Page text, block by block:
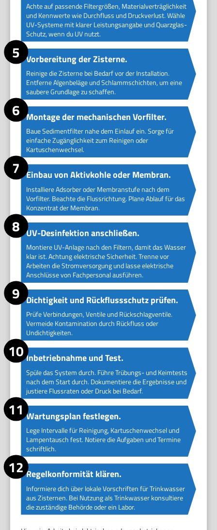
Achte auf passende Filtergrößen, Materialverträglichkeit
und Kennwerte wie Durchfluss und Druckverlust. Wähle
UV-Systeme mit klarer Leistungsangabe und Quarzglas-
Schutz, wenn du UV nutzt.
Vorbereitung der Zisterne.
Reinige die Zisterne bei Bedarf vor der Installation.
Entferne Algenbeläge und Schlammschichten, um eine
saubere Grundlage zu schaffen.
Montage der mechanischen Vorfilter.
Baue Sedimentfilter nahe dem Einlauf ein. Sorge für
einfache Zugänglichkeit zum Reinigen oder
Kartuschenwechsel.
Einbau von Aktivkohle oder Membran.
Installiere Adsorber oder Membranstufe nach dem
Vorfilter. Beachte die Flussrichtung. Plane Ablauf für das
Konzentrat der Membran.
UV-Desinfektion anschließen.
Montiere UV-Anlage nach den Filtern, damit das Wasser
klar ist. Achtung elektrische Sicherheit. Trenne vor
Arbeiten die Stromversorgung und lasse elektrische
Anschlüsse von Fachpersonal ausführen.
Dichtigkeit und Rückflussschutz prüfen.
Prüfe Verbindungen, Ventile und Rückschlagventile.
Vermeide Kontamination durch Rückfluss oder
Undichtigkeiten.
Inbetriebnahme und Test.
Spüle das System durch. Führe Trübungs- und Keimtests
nach dem Start durch. Dokumentiere die Ergebnisse und
justiere Flussraten oder Druck bei Bedarf.
Wartungsplan festlegen.
Lege Intervalle für Reinigung, Kartuschenwechsel und
Lampentausch fest. Notiere die Aufgaben und Termine
schriftlich.
Regelkonformität klären.
Informiere dich über lokale Vorschriften für Trinkwasser
aus Zisternen. Bei Nutzung als Trinkwasser konsultiere
die zuständige Behörde oder ein Labor.